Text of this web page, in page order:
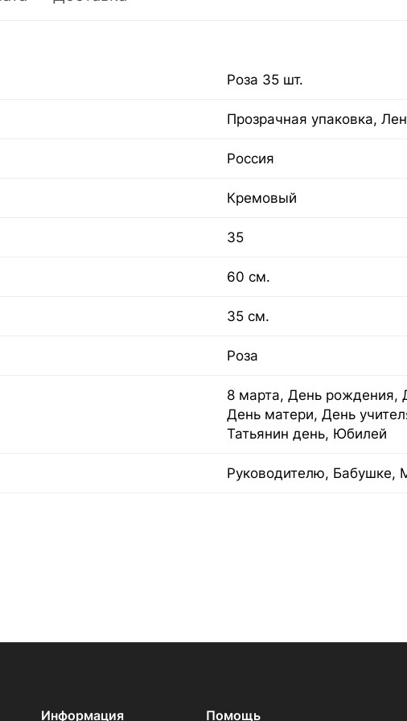
Роза 35 шт.
Прозрачная упаковка,
Россия
Кремовый
35
60 см.
35 см.
Роза
8 марта, День рождения,
День матери, День
Татьянин день, Юбилей
Руководителю,
Информация Помощь